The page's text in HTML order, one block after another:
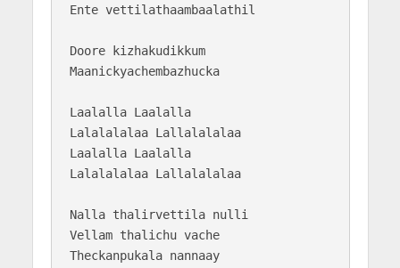
Ente vettilathaambaalathil
Doore kizhakudikkum
Maanickyachembazhucka
Laalalla Laalalla
Lalalalalaa Lallalalalaa
Laalalla Laalalla
Lalalalalaa Lallalalalaa
Nalla thalirvettila nulli
Vellam thalichu vache
Theckanpukala nannaay